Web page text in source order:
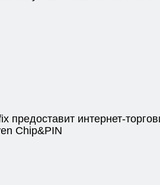
предоставит интернет-
Chip&PIN